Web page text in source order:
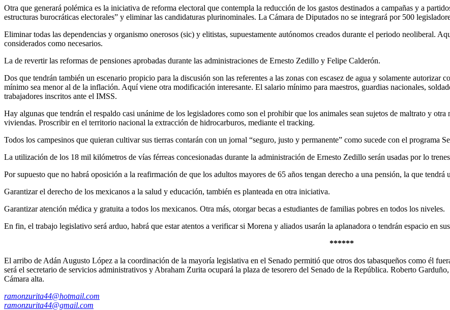
Otra que generará polémica es la iniciativa de reforma electoral que contempla la reducción de los gastos destinados a campañas y a
estructuras burocráticas electorales” y eliminar las candidaturas plurinominales. La Cámara de Diputados no se integrará por 500
Eliminar todas las dependencias y organismo onerosos (sic) y elitistas, supuestamente autónomos creados durante el periodo neoliberal.
considerados como necesarios.
La de revertir las reformas de pensiones aprobadas durante las administraciones de Ernesto Zedillo y Felipe Calderón.
Dos que tendrán también un escenario propicio para la discusión son las referentes a las zonas con escasez de agua y solamente autorizar
mínimo sea menor al de la inflación. Aquí viene otra modificación interesante. El salario mínimo para maestros, guardias nacionales,
trabajadores inscritos ante el IMSS.
Hay algunas que tendrán el respaldo casi unánime de los legisladores como son el prohibir que los animales sean sujetos de maltrato y
viviendas. Proscribir en el territorio nacional la extracción de hidrocarburos, mediante el tracking.
Todos los campesinos que quieran cultivar sus tierras contarán con un jornal “seguro, justo y permanente” como sucede con el programa
La utilización de los 18 mil kilómetros de vías férreas concesionadas durante la administración de Ernesto Zedillo serán usadas por lo
Por supuesto que no habrá oposición a la reafirmación de que los adultos mayores de 65 años tengan derecho a una pensión, la que tendrá
Garantizar el derecho de los mexicanos a la salud y educación, también es planteada en otra iniciativa.
Garantizar atención médica y gratuita a todos los mexicanos. Otra más, otorgar becas a estudiantes de familias pobres en todos los niveles.
En fin, el trabajo legislativo será arduo, habrá que estar atentos a verificar si Morena y aliados usarán la aplanadora o tendrán espacio en
******
El arribo de Adán Augusto López a la coordinación de la mayoría legislativa en el Senado permitió que otros dos tabasqueños como él
será el secretario de servicios administrativos y Abraham Zurita ocupará la plaza de tesorero del Senado de la República. Roberto
Cámara alta.
ramonzurita44@hotmail.com
ramonzurita44@gmail.com